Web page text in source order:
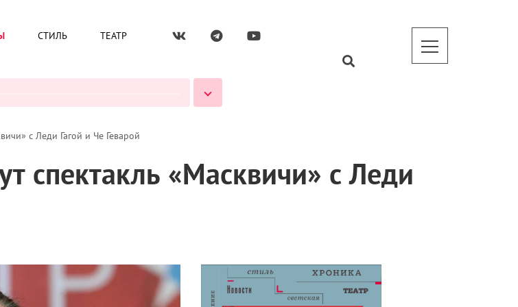
СТИЛЬ ТЕАТР
с Леди Гагой и Че Геварой
спектакль «Масквичи» с Леди